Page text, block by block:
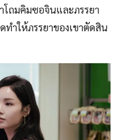
ถมคิมซอจินและภรรยา
ำให้ภรรยาของเขาตัดสิน